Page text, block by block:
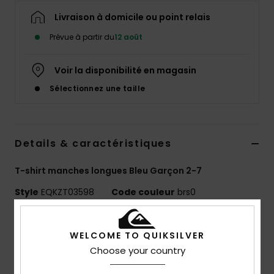
Livraison à domicile ou point relais
Prévue à partir du12 août
Voir la disponibilité en magasin
Sélectionnez une taille
Details & caractéristiques
T-shirt manches longues Bleu Garçon 2-7
Style EQKZT03598 Code couleur brs0
WELCOME TO QUIKSILVER
Choose your country